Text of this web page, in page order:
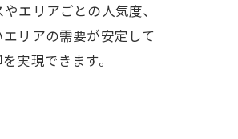
エリアごとの人気度、
リアの需要が安定して
実現できます。